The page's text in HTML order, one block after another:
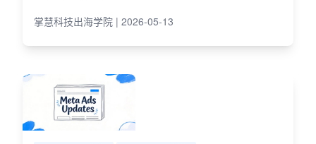
掌慧科技出海学院 | 2026-05-13